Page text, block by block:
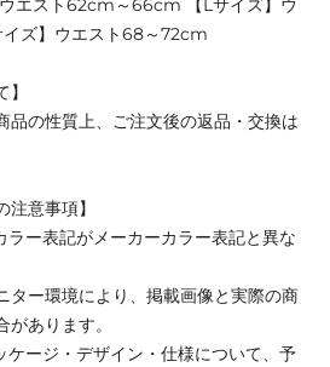
エスト62cm～66cm 【Lサイズ】ウ
ズ】ウエスト68～72cm
の性質上、ご注文後の返品・交換は
注意事項】
ー表記がメーカーカラー表記と異な
ー環境により、掲載画像と実際の商
あります。
ージ・デザイン・仕様について、予